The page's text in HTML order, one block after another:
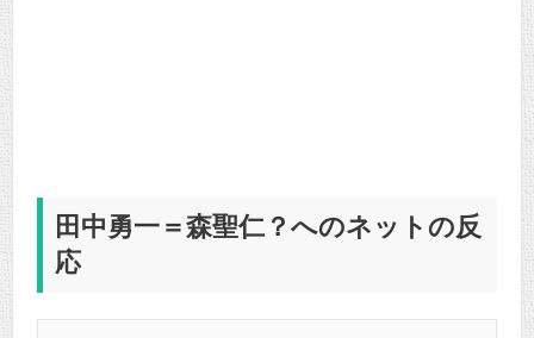
田中勇一＝森聖仁？へのネットの反
応